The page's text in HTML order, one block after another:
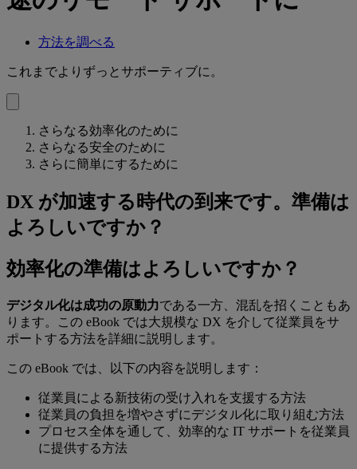
方法を調べる
これまでよりずっとサポーティブに。
さらなる効率化のために
さらなる安全のために
さらに簡単にするために
DX が加速する時代の到来です。準備は
よろしいですか？
効率化の準備はよろしいですか？
デジタル化は成功の原動力である一方、混乱を招くこともあ
ります。この eBook では大規模な DX を介して従業員をサ
ポートする方法を詳細に説明します。
この eBook では、以下の内容を説明します：
従業員による新技術の受け入れを支援する方法
従業員の負担を増やさずにデジタル化に取り組む方法
プロセス全体を通して、効率的な IT サポートを従業員
に提供する方法